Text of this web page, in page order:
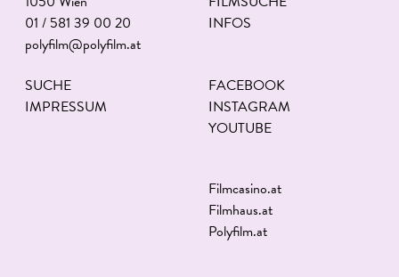
01 / 581 39 00 20
polyfilm@polyfilm.at
INFOS
SUCHE
IMPRESSUM
FACEBOOK
INSTAGRAM
YOUTUBE
Filmcasino.at
Filmhaus.at
Polyfilm.at